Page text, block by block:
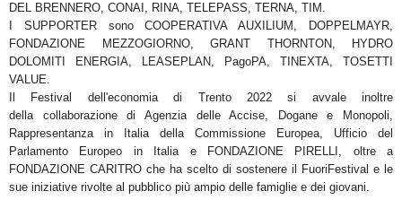
DEL BRENNERO, CONAI, RINA, TELEPASS, TERNA, TIM.
SUPPORTER
sono COOPERATIVA AUXILIUM, DOPPELMAYR,
FONDAZIONE MEZZOGIORNO, GRANT THORNTON,
HYDRO
DOLOMITI ENERGIA, LEASEPLAN, PagoPA, TINEXTA, TOSETTI
VALUE.
Il Festival dell'economia di Trento 2022 si avvale inoltre
della
collaborazione di Agenzia delle Accise, Doganee Monopoli,
Rappresentanza in Italia della Commissione Europea, Ufficio del
Parlamento Europeo in Italia e FONDAZIONE PIRELLI, oltre a
FONDAZIONE CARITRO che ha scelto di sostenere il
FuoriFestival e le
sue iniziative rivolte al pubblico più ampio delle famiglie e dei giovani.